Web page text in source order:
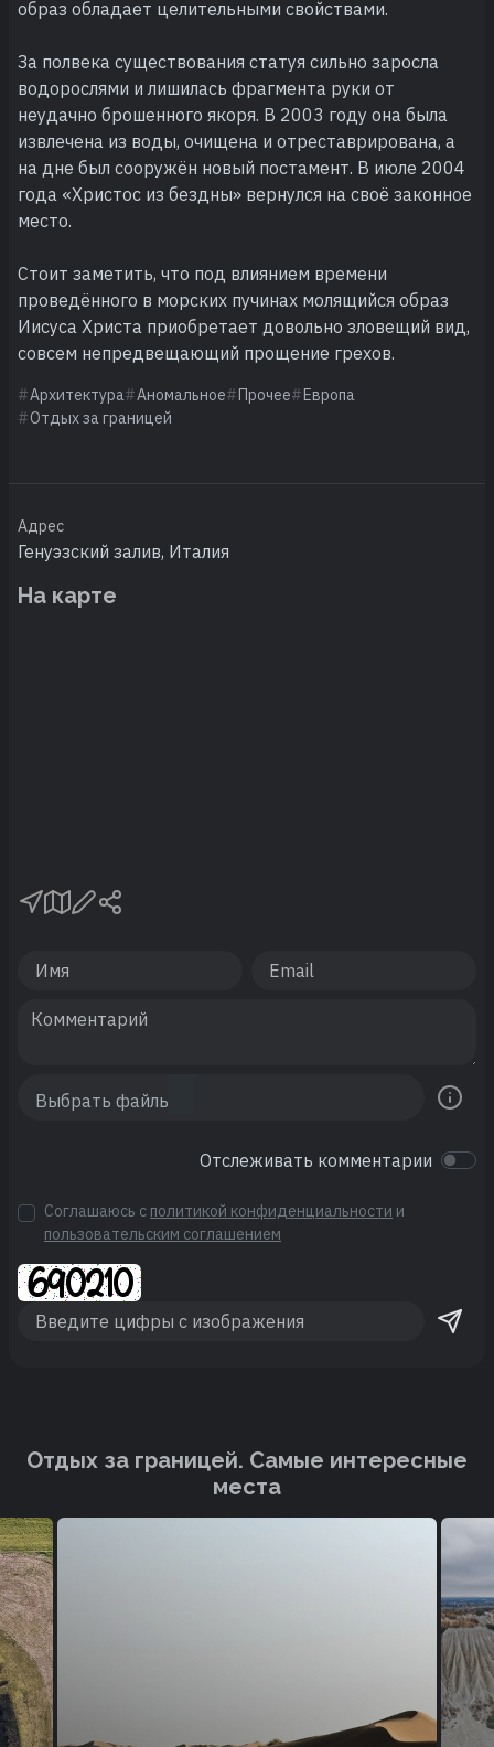
образ обладает целительными свойствами.
За полвека существования статуя сильно заросла
водорослями и лишилась фрагмента руки от
неудачно брошенного якоря. В 2003 году она была
извлечена из воды, очищена и отреставрирована, а
на дне был сооружён новый постамент. В июле 2004
года «Христос из бездны» вернулся на своё законное
место.
Стоит заметить, что под влиянием времени
проведённого в морских пучинах молящийся образ
Иисуса Христа приобретает довольно зловещий вид,
совсем непредвещающий прощение грехов.
Архитектура Аномальное Прочее
Европа
Отдых за границей
Адрес
Генуэзский залив, Италия
На карте
Отслеживать комментарии
Соглашаюсь с политикой конфиденциальности и
пользовательским соглашением
Отдых за границей. Cамые интересные
места